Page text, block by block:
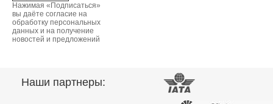
Нажимая «Подписаться»
вы даёте согласие на
обработку персональных
данных и на получение
новостей и предложений
Наши партнеры: